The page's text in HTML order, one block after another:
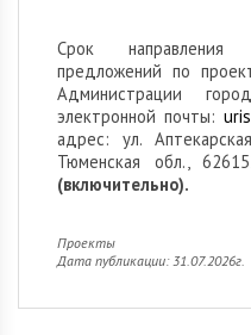
Cрок направления
предложений по
Администрации
электронной почты:
адрес: ул.
Тюменская обл.,
(включительно).
Проекты
Дата публикации: 31.07.2026г.